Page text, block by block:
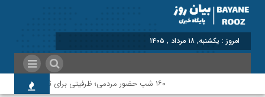
برابر با : Sunday - 9 August - 2026
۱۶۰ شب حضور مردمی؛ ظرفیتی برای ثبت و ماندگاری